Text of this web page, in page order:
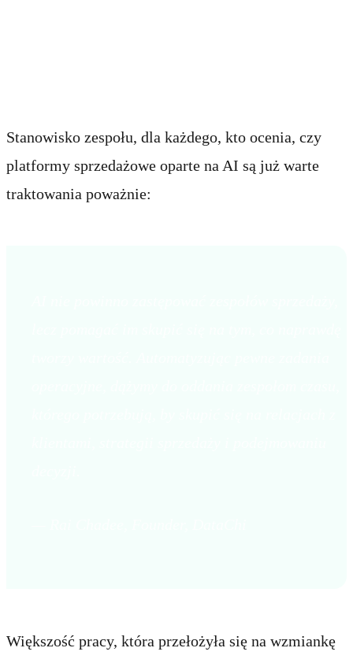
Stanowisko zespołu, dla każdego, kto ocenia, czy
platformy sprzedażowe oparte na AI są już warte
traktowania poważnie:
Większość pracy, która przełożyła się na wzmiankę